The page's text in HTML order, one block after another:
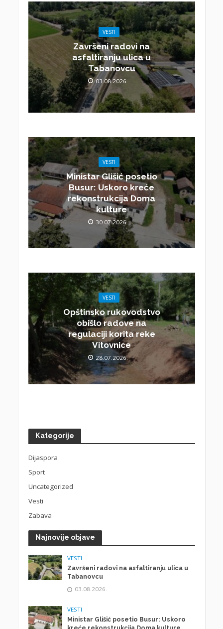
VESTI
Završeni radovi na
asfaltiranju ulica u
Tabanovcu
03.08.2026.
VESTI
Ministar Glišić posetio
Busur: Uskoro kreće
rekonstrukcija Doma
kulture
30.07.2026.
VESTI
Opštinsko rukovodstvo
obišlo radove na
regulaciji korita reke
Vitovnice
28.07.2026.
Kategorije
Dijaspora
Sport
Uncategorized
Vesti
Zabava
Najnovije objave
VESTI
Završeni radovi na asfaltiranju ulica u
Tabanovcu
03.08.2026.
VESTI
Ministar Glišić posetio Busur: Uskoro